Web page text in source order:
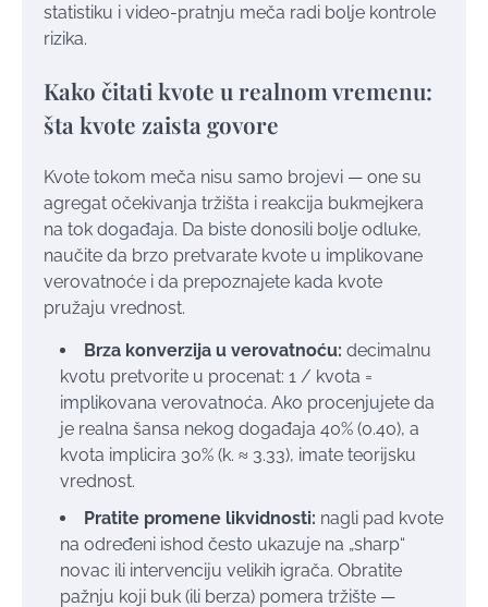
statistiku i video-pratnju meča radi bolje kontrole
rizika.
Kako čitati kvote u realnom vremenu:
šta kvote zaista govore
Kvote tokom meča nisu samo brojevi — one su
agregat očekivanja tržišta i reakcija bukmejkera
na tok događaja. Da biste donosili bolje odluke,
naučite da brzo pretvarate kvote u implikovane
verovatnoće i da prepoznajete kada kvote
pružaju vrednost.
Brza konverzija u verovatnoću: decimalnu
kvotu pretvorite u procenat: 1 / kvota =
implikovana verovatnoća. Ako procenjujete da
je realna šansa nekog događaja 40% (0.40), a
kvota implicira 30% (k. ≈ 3.33), imate teorijsku
vrednost.
Pratite promene likvidnosti: nagli pad kvote
na određeni ishod često ukazuje na „sharp“
novac ili intervenciju velikih igrača. Obratite
pažnju koji buk (ili berza) pomera tržište —